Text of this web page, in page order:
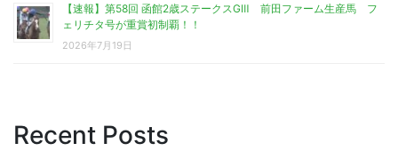
【速報】第58回 函館2歳ステークスGⅢ 前田ファーム生産馬 フ
ェリチタ号が重賞初制覇！！
2026年7月19日
Recent Posts